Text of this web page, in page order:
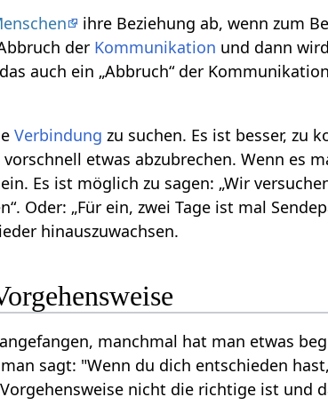
ihre Beziehung ab, wenn zum
der Kommunikation und dann
auch ein „Abbruch“ der
Verbindung zu suchen. Es ist besser, zu
etwas abzubrechen. Wenn es
Es ist möglich zu sagen: „Wir
Oder: „Für ein, zwei Tage ist mal
hinauszuwachsen.
angefangen, manchmal hat man etwas
sagt: "Wenn du dich entschieden
nicht die richtige ist und